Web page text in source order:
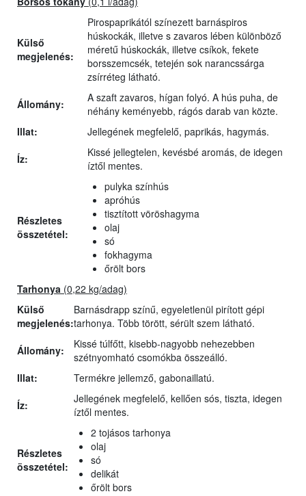
Külső
megjelenés:
Pirospaprikától színezett barnáspiros
húskockák, illetve s zavaros lében különböző
méretű húskockák, illetve csíkok, fekete
borsszemcsék, tetején sok narancssárga
zsírréteg látható.
Állomány:
A szaft zavaros, hígan folyó. A hús puha, de
néhány keményebb, rágós darab van közte.
Illat:
Jellegének megfelelő, paprikás, hagymás.
Íz:
Kissé jellegtelen, kevésbé aromás, de idegen
íztől mentes.
Részletes
összetétel:
pulyka színhús
apróhús
tisztított vöröshagyma
olaj
só
fokhagyma
őrölt bors
Tarhonya (0,22 kg/adag)
Külső
megjelenés:
Barnásdrapp színű, egyeletlenül pirított gépi
tarhonya. Több törött, sérült szem látható.
Állomány:
Kissé túlfőtt, kisebb-nagyobb nehezebben
szétnyomható csomókba összeálló.
Illat:
Termékre jellemző, gabonaillatú.
Íz:
Jellegének megfelelő, kellően sós, tiszta, idegen
íztől mentes.
Részletes
összetétel:
2 tojásos tarhonya
olaj
só
delikát
őrölt bors